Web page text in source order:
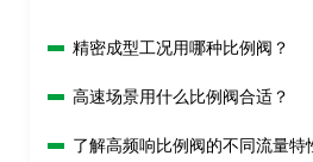
精密成型工况用哪种比例阀？
高速场景用什么比例阀合适？
了解高频响比例阀的不同流量特